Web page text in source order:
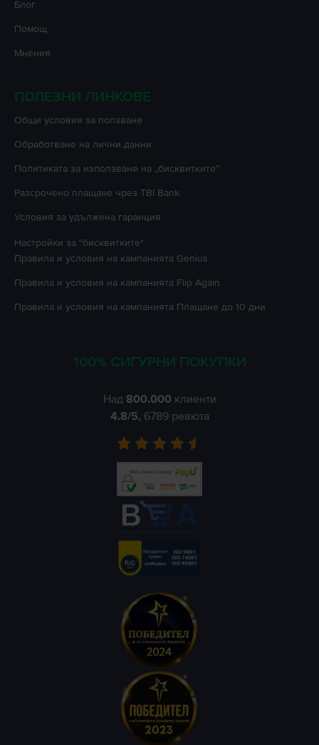
Блог
Помощ
Мнения
ПОЛЕЗНИ ЛИНКОВЕ
Oбщи условия за ползване
Oбработване на лични данни
Политиката за използване на „бисквитките”
Разсрочено плащане чрез TBI Bank
Условия за удължена гаранция
Настройки за "бисквитките"
Правила и условия на кампанията Genius
Правила и условия на кампанията Flip Again
Правила и условия на кампанията Плащане до 10 дни
100% СИГУРНИ ПОКУПКИ
Над 800.000 клиенти
4.8/5, 6789 ревюта